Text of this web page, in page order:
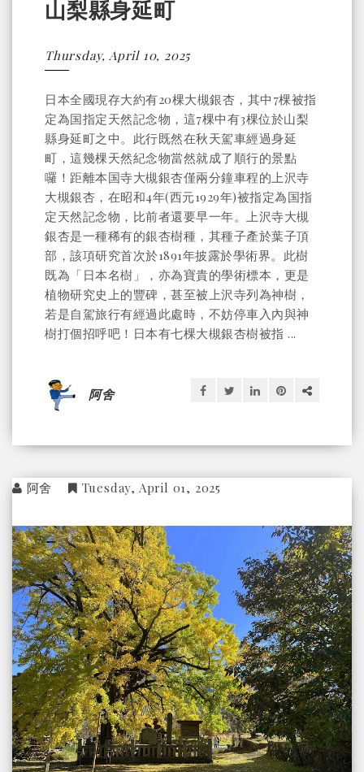
山梨縣身延町
Thursday, April 10, 2025
日本全國現存大約有20棵大槻銀杏，其中7棵被指
定為国指定天然記念物，這7棵中有3棵位於山梨
縣身延町之中。此行既然在秋天駕車經過身延
町，這幾棵天然紀念物當然就成了順行的景點
囉！距離本国寺大槻銀杏僅兩分鐘車程的上沢寺
大槻銀杏，在昭和4年(西元1929年)被指定為国指
定天然記念物，比前者還要早一年。上沢寺大槻
銀杏是一種稀有的銀杏樹種，其種子產於葉子頂
部，該項研究首次於1891年披露於學術界。此樹
既為「日本名樹」，亦為寶貴的學術標本，更是
植物研究史上的豐碑，甚至被上沢寺列為神樹，
若是自駕旅行有經過此處時，不妨停車入內與神
樹打個招呼吧！日本有七棵大槻銀杏樹被指 ...
阿舍
阿舍 Tuesday, April 01, 2025